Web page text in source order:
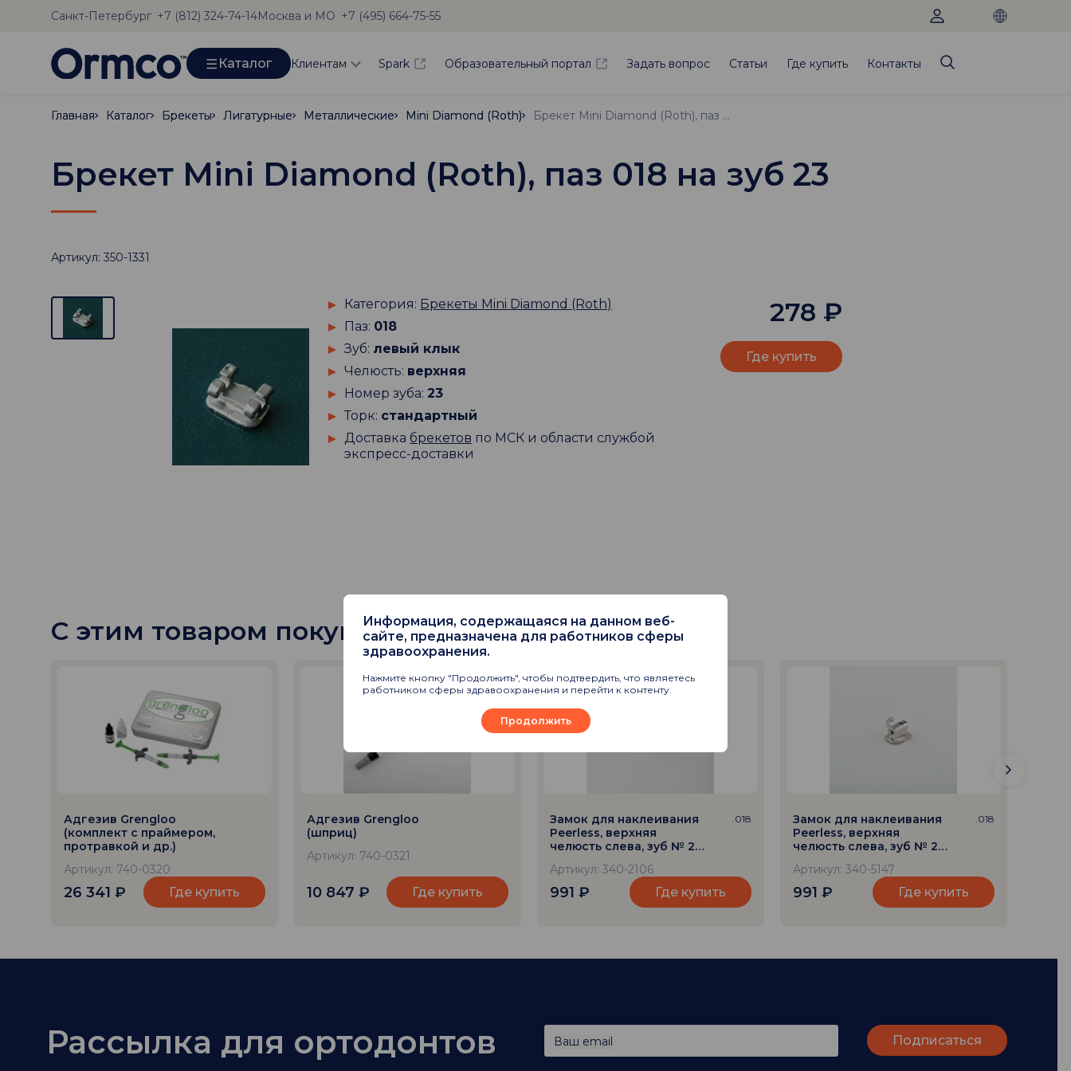
Санкт-Петербург +7 (812) 324-74-14Москва и МО +7 (495) 664-75-55
Каталог Клиентам Spark Образовательный портал Задать вопрос Статьи Где купить Контакты
Главная
Главная Каталог
Каталог Брекеты
Брекеты Лигатурные
Лигатурные Металлические
Металлические Mini Diamond (Roth)
Mini Diamond (Roth) Брекет Mini Diamond (Roth), паз 018 на зуб 23
Брекет Mini Diamond (Roth), паз 018 на зуб 23
Артикул: 350-1331
Категория: Брекеты Mini Diamond (Roth)
Паз: 018
Зуб: левый клык
Челюсть: верхняя
Номер зуба: 23
Торк: стандартный
Доставка брекетов по МСК и области службой
экспресс-доставки
278 ₽
Где купить
С этим товаром покупают
Адгезив Grengloo
(комплект с праймером,
протравкой и др.)
Артикул: 740-0320
26 341 ₽ Где купить
Адгезив Grengloo
(шприц)
Артикул: 740-0321
10 847 ₽ Где купить
Замок для наклеивания
Peerless, верхняя
челюсть слева, зуб № 26,
.018
Артикул: 340-2106
991 ₽ Где купить
Замок для наклеивания
Peerless, верхняя
челюсть слева, зуб № 27,
.018
Артикул: 340-5147
991 ₽ Где купить
Рассылка для ортодонтов Ваш email
Информация, содержащаяся на данном веб-
сайте, предназначена для работников сферы
здравоохранения.
Нажмите кнопку "Продолжить", чтобы подтвердить, что являетесь
работником сферы здравоохранения и перейти к контенту.
Продолжить